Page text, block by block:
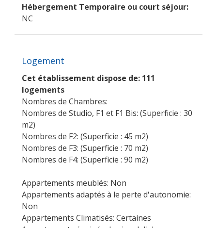
Hébergement Temporaire ou court séjour:
NC
Logement
Cet établissement dispose de: 111
logements
Nombres de Chambres:
Nombres de Studio, F1 et F1 Bis: (Superficie : 30
m2)
Nombres de F2: (Superficie : 45 m2)
Nombres de F3: (Superficie : 70 m2)
Nombres de F4: (Superficie : 90 m2)
Appartements meublés: Non
Appartements adaptés à le perte d'autonomie:
Non
Appartements Climatisés: Certaines